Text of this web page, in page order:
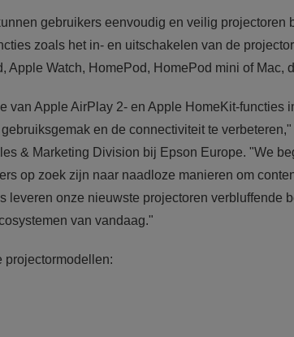
gebruikers eenvoudig en veilig
zoals het in- en uitschakelen van de
Apple Watch, HomePod, HomePod mini of Mac,
van Apple AirPlay 2- en Apple HomeKit-functies
en de connectiviteit te
& Marketing Division bij Epson Europe. "We
op zoek zijn naar naadloze manieren om
leveren onze nieuwste projectoren verbluffende
van vandaag."
projectormodellen: